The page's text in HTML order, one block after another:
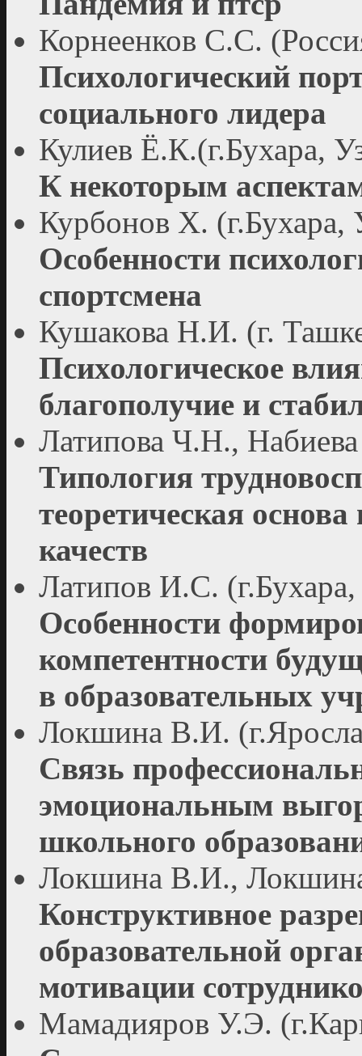
Корнеенков С.С.
Психологический
социального лидера
Кулиев Ё.К.(г.Бухара,
К некоторым
Курбонов Х. (г.Бухара,
Особенности
спортсмена
Кушакова Н.И. (г.
Психологическое
благополучие и
Латипова Ч.Н.,
Типология
теоретическая
качеств
Латипов И.С. (г.Бухара,
Особенности
компетентности
в образовательных
Локшина В.И.
Связь
эмоциональным
школьного
Локшина В.И.,
Конструктивное
образовательной
мотивации
Мамадияров У.Э.